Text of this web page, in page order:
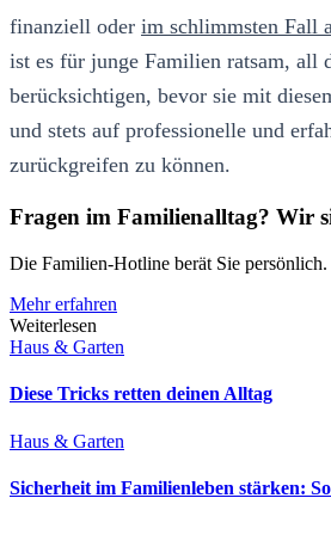
finanziell oder im schlimmsten Fall
ist es für junge Familien ratsam, all
berücksichtigen, bevor sie mit
und stets auf professionelle und
zurückgreifen zu können.
Fragen im Familienalltag? Wir
Die Familien-Hotline berät Sie
Mehr erfahren
Weiterlesen
Haus & Garten
Diese Tricks retten deinen Alltag
Haus & Garten
Sicherheit im Familienleben stärken: